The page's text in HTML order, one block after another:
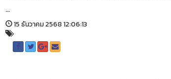
...
15 ธันวาคม 2568 12:06:13